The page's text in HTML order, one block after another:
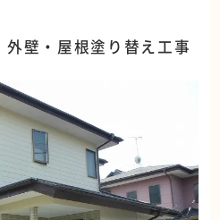
壁・屋根塗り替え工事